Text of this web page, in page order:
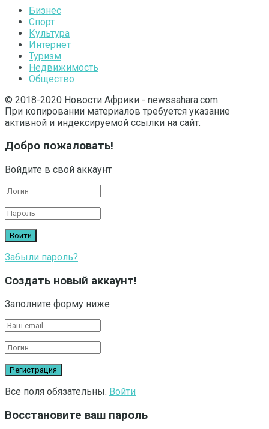
Бизнес
Спорт
Культура
Интернет
Туризм
Недвижимость
Общество
© 2018-2020 Новости Африки - newssahara.com.
При копировании материалов требуется указание
активной и индексируемой ссылки на сайт.
Добро пожаловать!
Войдите в свой аккаунт
Забыли пароль?
Создать новый аккаунт!
Заполните форму ниже
Все поля обязательны. Войти
Восстановите ваш пароль